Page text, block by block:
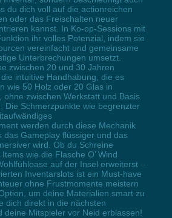
du dich voll auf die actionreichen
oder das Freischalten neuer
kannst. In Ko-op-Sessions mit
ihr volles Potenzial, indem sie
vereinfacht und gemeinsame
Unterbrechungen umsetzt.
zwischen 20 und 30 Jahren
intuitive Handhabung, die es
wie 50 Holz oder 20 Glas in
ohne zwischen Werkstatt und Basis
Die Schmerzpunkte wie begrenzter
werden durch diese Mechanik
das Gameplay flüssiger und das
wird. Ob du Schreine
wie die Flasche O’ Wind
auf der Insel erweiterst –
Inventarslots ist ein Must-have
ohne Frustmomente meistern
um deine Materialien smart zu
dich direkt in die nächsten
deine Mitspieler vor Neid erblassen!